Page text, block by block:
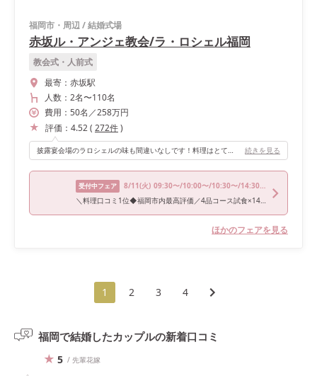
福岡市・周辺/結婚式場
赤坂ル・アンジェ教会/ラ・ロシェル福岡
教会式・人前式
最寄： 赤坂駅
人数： 2名〜110名
費用： 50名 ／258万円
評価： 4.52( 272件)
披露宴会場のラロシェルの味も間違いなしです！料理はとても評判が良かったです！ 続きを見る
受付中フェア 8/11(火) 09:30〜/10:00〜/10:30〜/14:30〜
＼料理口コミ1位◆福岡市内最高評価／4品コース試食×146万優待
ほかのフェアを見る
1 2 3 4
福岡で結婚したカップルの新着口コミ
5 / 先輩花嫁